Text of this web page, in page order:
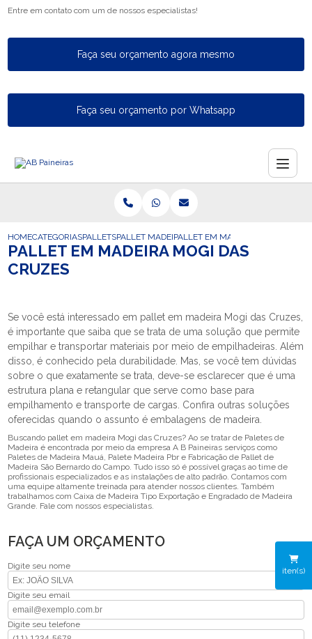
Entre em contato com um de nossos especialistas!
Faça seu orçamento agora mesmo
Faça seu orçamento por Whatsapp
iten(s)
HOMECATEGORIASPALLETSPALLET MADEIRAPALLET EM MADEIRA MOGI DAS
PALLET EM MADEIRA MOGI DAS
CRUZES
Se você está interessado em pallet em madeira Mogi das Cruzes,
é importante que saiba que se trata de uma solução que permite
empilhar e transportar materiais por meio de empilhadeiras. Além
disso, é conhecido pela durabilidade. Mas, se você tem dúvidas
sobre o que exatamente se trata, deve-se esclarecer que é uma
estrutura plana e retangular que serve como base para
empilhamento e transporte de cargas. Confira outras soluções
oferecidas quando o assunto é embalagens de madeira.
Buscando pallet em madeira Mogi das Cruzes? Ao se tratar de Paletes de
Madeira é encontrada por meio da empresa A B Paineiras serviços como
Paletes de Madeira Mauá, Palete Madeira Pbr e Fabricação de Pallet de
Madeira São Bernardo do Campo. Tudo isso só é possível graças ao time de
profissionais especializados e as instalações de alto padrão. Contamos com
uma equipe altamente treinada para atender nossos clientes. Também
trabalhamos com Caixa de Madeira Tipo Exportação e Engradado de Madeira
Grande. Fale com nossos especialistas.
FAÇA UM ORÇAMENTO
Digite seu nome
Digite seu email
Digite seu telefone